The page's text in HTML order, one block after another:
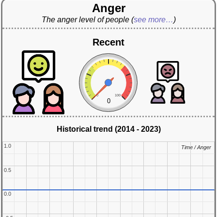
Anger
The anger level of people (see more…)
Recent
0 100
0
Historical trend (2014 - 2023)
0.0
0.0
0.5
0.5
1.0
1.0 Time / Anger
Time / Anger